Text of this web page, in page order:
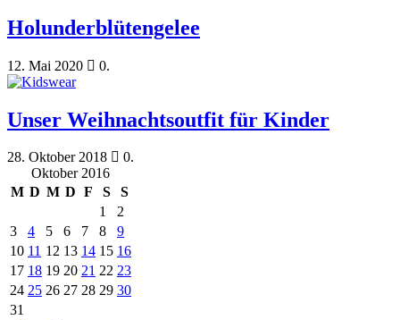
Holunderblütengelee
12. Mai 2020 0.
Unser Weihnachtsoutfit für Kinder
28. Oktober 2018
0.
Oktober 2016
M D M D F S
S
1
2
3
4 5 6 7 8
9
10 11 12 13 14 15 16
17 18 19 20 21 22 23
24 25 26 27 28 29 30
31